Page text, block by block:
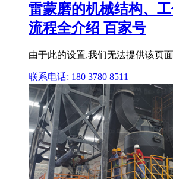
雷蒙磨的机械结构、
流程全介绍 百家号
由于此的设置,我们无法提供该页
联系电话: 180 3780 8511